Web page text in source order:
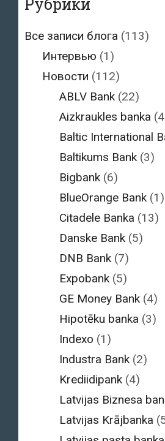
Все записи блога (113)
Интервью (1)
Новости (112)
ABLV Bank (22)
Aizkraukles banka
Baltic International
Baltikums Bank (3)
Bigbank (6)
BlueOrange Bank (1)
Citadele Banka (13)
Danske Bank (5)
DNB Bank (7)
Expobank (5)
GE Money Bank (4)
Hipotēku banka (3)
Indexo (1)
Industra Bank (2)
Krediidipank (4)
Latvijas Biznesa
Latvijas Krājbanka